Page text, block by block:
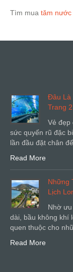
Tìm mua tăm nước
Đâu Là
Trang
Vẻ đẹp
sức quyến rũ đặc
lần đầu đặt chân
Read More
Những
Lịch
Nhờ
dài, bầu không khí
quen thuộc cho
Read More